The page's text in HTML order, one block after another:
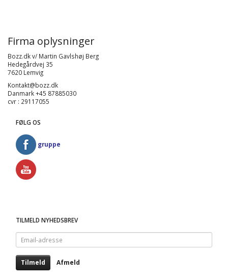
Firma oplysninger
Bozz.dk v/ Martin Gavlshøj Berg
Hedegårdvej 35
7620 Lemvig
Kontakt@bozz.dk
Danmark +45 87885030
cvr : 29117055
FØLG OS
gruppe
TILMELD NYHEDSBREV
Email-
adresse
Tilmeld Afmeld